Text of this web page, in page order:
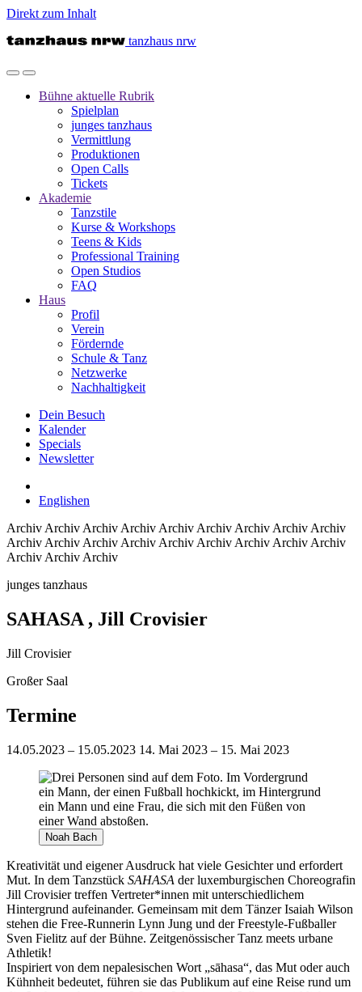
Direkt zum Inhalt
tanzhaus nrw
Bühne aktuelle Rubrik
Spielplan
junges tanzhaus
Vermittlung
Produktionen
Open Calls
Tickets
Akademie
Tanzstile
Kurse & Workshops
Teens & Kids
Professional Training
Open Studios
FAQ
Haus
Profil
Verein
Fördernde
Schule & Tanz
Netzwerke
Nachhaltigkeit
Dein Besuch
Kalender
Specials
Newsletter
Englishen
Archiv Archiv Archiv Archiv Archiv Archiv Archiv Archiv Archiv
Archiv Archiv Archiv Archiv Archiv Archiv Archiv Archiv Archiv
Archiv Archiv Archiv
junges tanzhaus
SAHASA , Jill Crovisier
Jill Crovisier
Großer Saal
Termine
14.05.2023 – 15.05.2023 14. Mai 2023 – 15. Mai 2023
Noah Bach
Kreativität und eigener Ausdruck hat viele Gesichter und erfordert
Mut. In dem Tanzstück SAHASA der luxemburgischen Choreografin
Jill Crovisier treffen Vertreter*innen mit unterschiedlichem
Hintergrund aufeinander. Gemeinsam mit dem Tänzer Isaiah Wilson
stehen die Free-Runnerin Lynn Jung und der Freestyle-Fußballer
Sven Fielitz auf der Bühne. Zeitgenössischer Tanz meets urbane
Athletik!
Inspiriert von dem nepalesischen Wort „sāhasa“, das Mut oder auch
Kühnheit bedeutet, führen sie das Publikum auf eine Reise rund um